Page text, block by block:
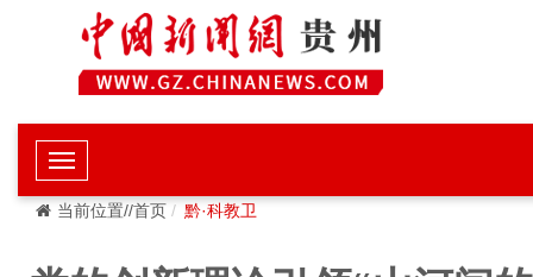
当前位置//首页 黔·科教卫